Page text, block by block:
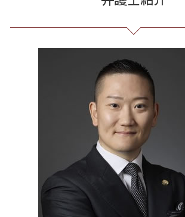
還付金詐欺 戻ってくる
詐欺 金銭トラブル
借金 自己破産 解決
個人再生 デメリット メリット
借金 債務整理 ブラックリスト
借金 過払い請求 デメリット
企業法務 とは
労務 トラブル
契約 書 リーガル チェック
セクハラ パワハラ
予防法務 とは
長 時間 労働 問題
パワハラ 相談 解決
誹謗中傷 削除
誹謗中傷 SNS
誹謗中傷 被害
ネット 誹謗中傷
情報開示請求 費用
消費者被害 東京都 弁護士
個人再生 23区 弁護士
誹謗中傷 品川区
破産 問題 23区 相談
振り込め詐欺 港区 弁護士
消費者被害 23区 弁護士
通販 詐欺 23区 相談
不当請求 港区 弁護士
通販 詐欺 港区 弁護士
契約書作成 東京都 弁護士
個人再生 23区 相談
マルチ商法 港区 弁護士
不当請求 港区 相談